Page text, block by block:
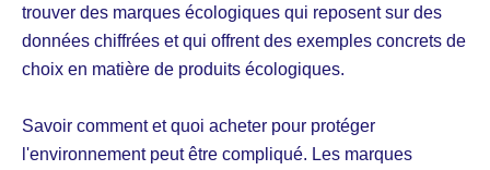
trouver des marques écologiques qui reposent sur des
données chiffrées et qui offrent des exemples concrets de
choix en matière de produits écologiques.
Savoir comment et quoi acheter pour protéger
l'environnement peut être compliqué. Les marques